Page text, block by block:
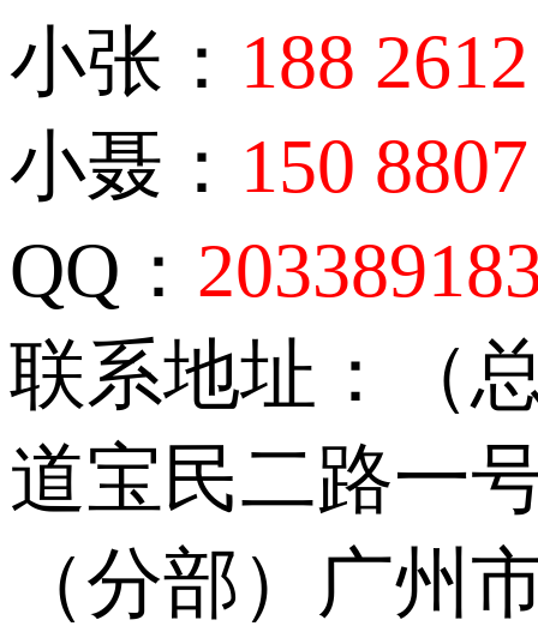
小张： 188
小聂： 150
QQ：
联系地址：（
道宝民二路一
（分部）广州